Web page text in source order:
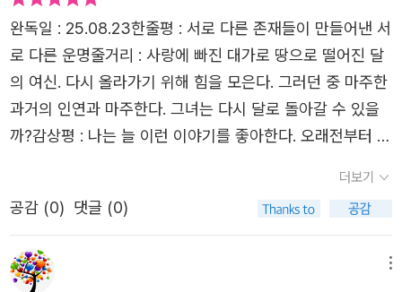
을 가진영원히 죽지도 못하는 존재가 되어버린 현의 모습은
여느 영화나 드라마에서 볼 법한안타깝지만 너무 멋지고 그
렇지만 나쁜서브 주인공의 역할을 톡톡히 하고 있었다.전형
적인 오컬트 판타지물에서 벗어나때로는 과거의 시간으로,
때로는 현재로시공간을 오가는 작가의 이야기는가장 '한국
에 빠진 신,그런 신을 사랑하게 된 산군까지!이들의 오묘한
감정선을 따라가다 보니어느새 비현실을 무엇보다 현실적으
로몰입하며 바라보고 있었다.영원한 어둠의 세계로 잠식당
할 수 있는위기의 상황에서씩씩하게 자신의 운명을 받아들
한다.보름이 야구방망이를 휘두르며두더지 잡듯 처단하는
장면은그야말로 통쾌했다.막힌 코가 뻥 뚫리는 기분!!* 그러
던 어느 날, 뱀이 한 번 꼬인 모양의문신을 지닌 여인을 발견
하게 된다.조심스럽게 접근해야 할 상황이지만,우리의 테토
녀 보름은 그런 거 안 한다.일단 들이박고 본다.하지만 그 뒤
에 더 큰 어둠이 도사리고있다는 걸 그녀는 아직 알지 못했
다.* 읽는 내내 느낀 건, 보름의 시원시원함과산호의 다정함
이랄까.서로 잊지 못한 상처를 가슴에 품고친구이자 가족처
럼 살아가는 두 사람의 관계는보기만 해도 미소가 지어졌다.
두 캐릭터의 티키타카는 말해 뭐해~그 자체로 힐링이었다.*
액션에만 머무는 게 아닐 텐데 하며 머릿속에 궁금증을 매달
고 있을 때였어요. 어설픈 잡귀들에 몸과 마음이 지배당했던
연화는 제정신을 차리는가 싶더니, 다시 신을 돌려달라고 해
요. 도대체 왜?신에 의지해 돈을 많이 받아왔던 무당 연화는
신이 없을 때 자신이 입을 후폭풍을 걱정하고 있었어요. 마
으니 후덜덜할만 하잖아요. 그래 그럼, 신을 돌려주지! 하던
보름은 인간 연화에게 자신을 모시게 합니다. 대반전 ㅎㅎ
그렇게 보름과 산호, 연화가 같이 살게 됩니다. 이들이 풍기
는 오묘한 조합과 무게가 다른 각자의 사연이 궁금해졌습니
다.사실 보름은 월신의 후계자 순위 1번이었습니다. 달의 계
완독일 : 25.08.23​한줄평 : 서로 다른 존재들이 만들어낸 서
로 다른 운명​줄거리 : 사랑에 빠진 대가로 땅으로 떨어진 달
의 여신. 다시 올라가기 위해 힘을 모은다. 그러던 중 마주한
과거의 인연과 마주한다. 그녀는 다시 달로 돌아갈 수 있을
까?​감상평 : 나는 늘 이런 이야기를 좋아한다. 오래전부터 있
않았던 존재가 인간들처럼 사랑에 빠지고 배신을 당해 고통
도 받고 성장한다. 그 과정에서 예상치 못한 존재의 영향을
아파하기도 하고 전과 다른 깨달음을 얻는다. 아마 인간들과
더보기
공감 (0) 댓글 (0)